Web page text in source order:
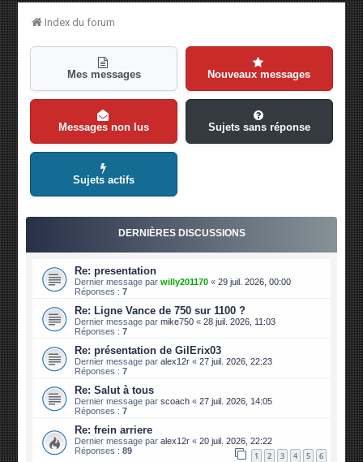
Index du forum
Mes messages Nouveaux messages
Messages non lus Sujets sans réponse
Sujets actifs
DERNIÈRES DISCUSSIONS
Re: presentation
Dernier message parwilly201170 «29 juil. 2026, 00:00
Réponses :7
Re: Ligne Vance de 750 sur 1100 ?
Dernier message parmike750 «28 juil. 2026, 11:03
Réponses :7
Re: présentation de GilErix03
Dernier message paralex12r «27 juil. 2026, 22:23
Réponses :7
Re: Salut à tous
Dernier message parscoach «27 juil. 2026, 14:05
Réponses :7
Re: frein arriere
Dernier message paralex12r «20 juil. 2026, 22:22
Réponses :89 1 2 3 4 5 6